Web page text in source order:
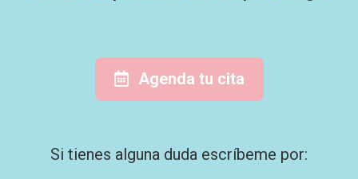
Agenda tu cita
Si tienes alguna duda escríbeme por: